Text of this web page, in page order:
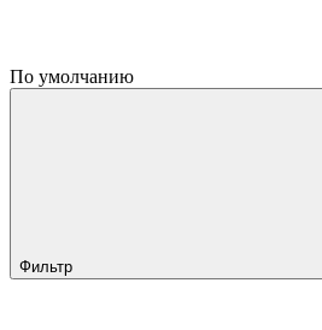
По умолчанию
Фильтр